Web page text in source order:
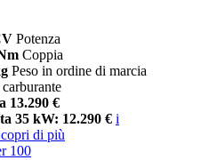
Potenza
Coppia
Peso in ordine di marcia
carburante
13.290 €
35 kW: 12.290 € i
di più
100